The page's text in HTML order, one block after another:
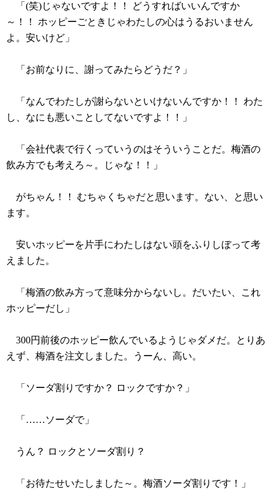
「(笑)じゃないですよ！！ どうすればいいんですか
～！！ ホッピーごときじゃわたしの心はうるおいません
よ。安いけど」
「お前なりに、謝ってみたらどうだ？」
「なんでわたしが謝らないといけないんですか！！ わた
し、なにも悪いことしてないですよ！！」
「会社代表で行くっていうのはそういうことだ。梅酒の
飲み方でも考えろ～。じゃな！！」
がちゃん！！ むちゃくちゃだと思います。ない、と思い
ます。
安いホッピーを片手にわたしはない頭をふりしぼって考
えました。
「梅酒の飲み方って意味分からないし。だいたい、これ
ホッピーだし」
300円前後のホッピー飲んでいるようじゃダメだ。とりあ
えず、梅酒を注文しました。うーん、高い。
「ソーダ割りですか？ ロックですか？」
「……ソーダで」
うん？ ロックとソーダ割り？
「お待たせいたしました～。梅酒ソーダ割りです！」